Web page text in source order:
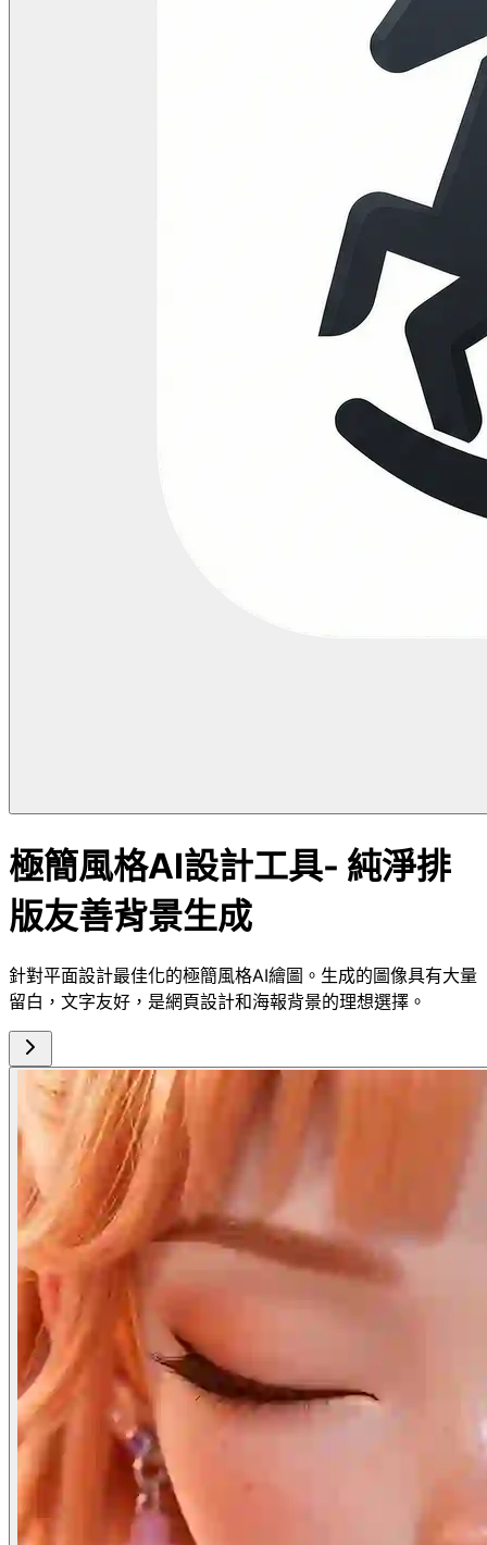
極簡風格AI設計工具- 純淨排
版友善背景生成
針對平面設計最佳化的極簡風格AI繪圖。生成的圖像具有大量
留白，文字友好，是網頁設計和海報背景的理想選擇。